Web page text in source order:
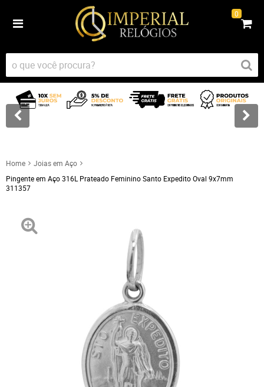
0
Home
Joias em Aço
Pingente em Aço 316L Prateado Feminino Santo Expedito Oval 9x7mm
311357